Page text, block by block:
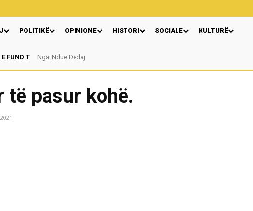
POLITIKË OPINIONE HISTORI SOCIALE KULTURË
FUNDIT Nga: Ndue Dedaj
të pasur kohë.